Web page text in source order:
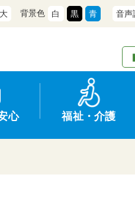
心 福祉・介護
背景色 白 黒 青 音声